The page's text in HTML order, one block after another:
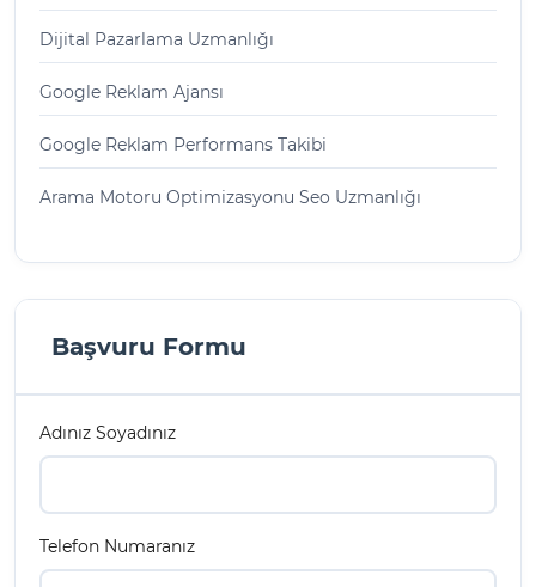
Dijital Pazarlama Uzmanlığı
Google Reklam Ajansı
Google Reklam Performans Takibi
Arama Motoru Optimizasyonu Seo Uzmanlığı
Başvuru Formu
Adınız Soyadınız
Telefon Numaranız